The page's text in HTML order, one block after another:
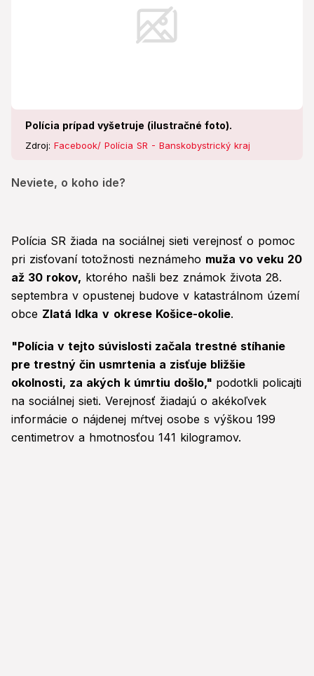
Polícia prípad vyšetruje (ilustračné foto).
Zdroj: Facebook/ Polícia SR - Banskobystrický kraj
Neviete, o koho ide?
Polícia SR žiada na sociálnej sieti verejnosť o pomoc
pri zisťovaní totožnosti neznámeho muža vo veku 20
až 30 rokov, ktorého našli bez známok života 28.
septembra v opustenej budove v katastrálnom území
obce Zlatá Idka v okrese Košice-okolie.
"Polícia v tejto súvislosti začala trestné stíhanie
pre trestný čin usmrtenia a zisťuje bližšie
okolnosti, za akých k úmrtiu došlo," podotkli policajti
na sociálnej sieti. Verejnosť žiadajú o akékoľvek
informácie o nájdenej mŕtvej osobe s výškou 199
centimetrov a hmotnosťou 141 kilogramov.